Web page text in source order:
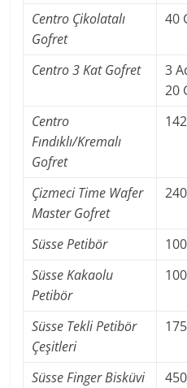
Centro Çikolatalı
Gofret
40
Centro 3 Kat Gofret
3
20
Centro
Fındıklı/Kremalı
Gofret
Çizmeci Time Wafer
Master Gofret
Süsse Petibör
Süsse Kakaolu
Petibör
Süsse Tekli Petibör
Çeşitleri
Süsse Finger Bisküvi